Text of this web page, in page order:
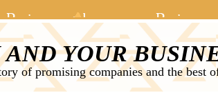
YOUR
of promising companies and the best